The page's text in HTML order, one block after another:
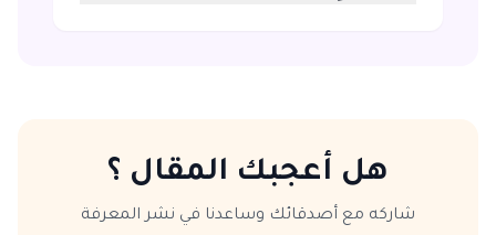
هل أعجبك المقال ؟
شاركه مع أصدقائك وساعدنا في نشر المعرفة